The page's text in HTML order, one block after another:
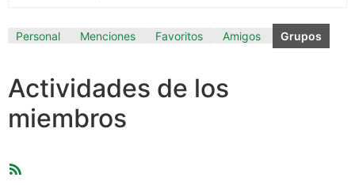
Personal Menciones Favoritos Amigos Grupos
Actividades de los
miembros